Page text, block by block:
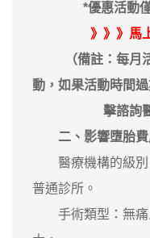
*優惠活動
》》》馬
（備註：每月活
動，如果活動時間
擊諮詢
二、影響墮胎
醫療機構的級別
普通診所。
手術類型：無痛